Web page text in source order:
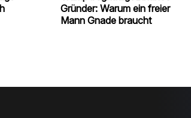
Gründer: Warum ein freier
Mann Gnade braucht